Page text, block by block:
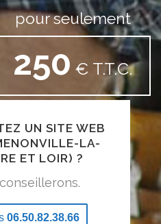
pour seulement
250 € T.T.C.
UN SITE WEB
LA-
ET LOIR) ?
06.50.82.38.66